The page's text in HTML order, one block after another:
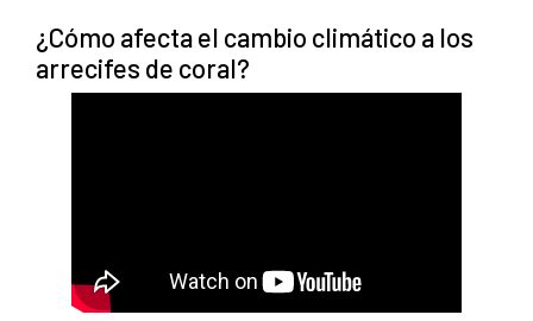
¿Cómo afecta el cambio climático a los
arrecifes de coral?